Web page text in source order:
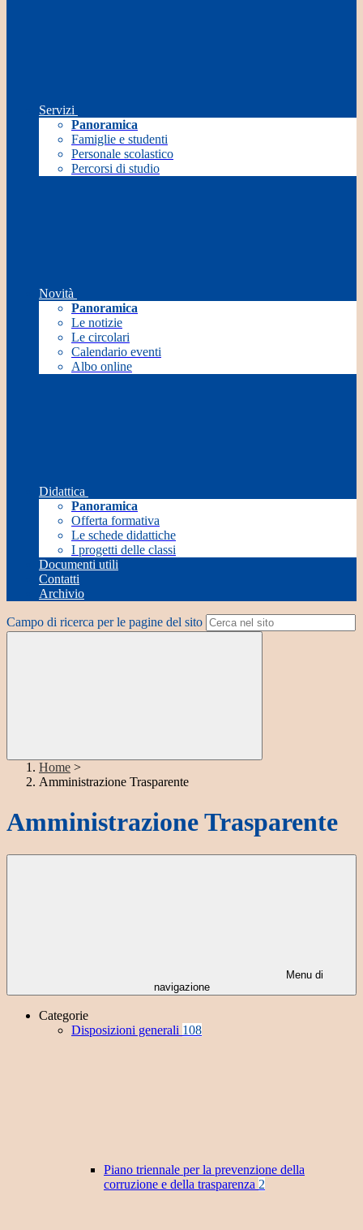
Servizi
Panoramica
Famiglie e studenti
Personale scolastico
Percorsi di studio
Novità
Panoramica
Le notizie
Le circolari
Calendario eventi
Albo online
Didattica
Panoramica
Offerta formativa
Le schede didattiche
I progetti delle classi
Documenti utili
Contatti
Archivio
Campo di ricerca per le pagine del sito
Home >
Amministrazione Trasparente
Amministrazione Trasparente
Menu di
navigazione
Categorie
Disposizioni generali 108
Piano triennale per la prevenzione della
corruzione e della trasparenza 2